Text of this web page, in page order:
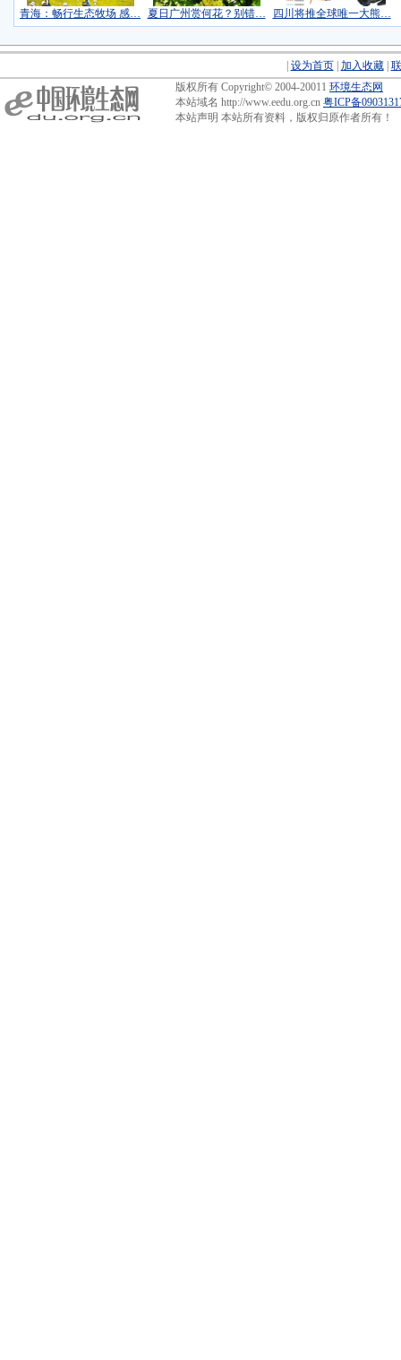
青海：畅行生态牧场 感… 夏日广州赏何花？别错… 四川将推全球唯一大熊…
设为首页| 加入收藏|
版权所有 Copyright© 2004-20011 环境生态网
本站域名 http://www.eedu.org.cn 粤ICP备
本站声明 本站所有资料，版权归原作者所有！